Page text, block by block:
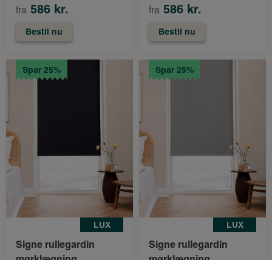
fra 586 kr.
Bestil nu
fra 586 kr.
Bestil nu
Spar 25%
LUX
Signe rullegardin
Spar 25%
LUX
Signe rullegardin